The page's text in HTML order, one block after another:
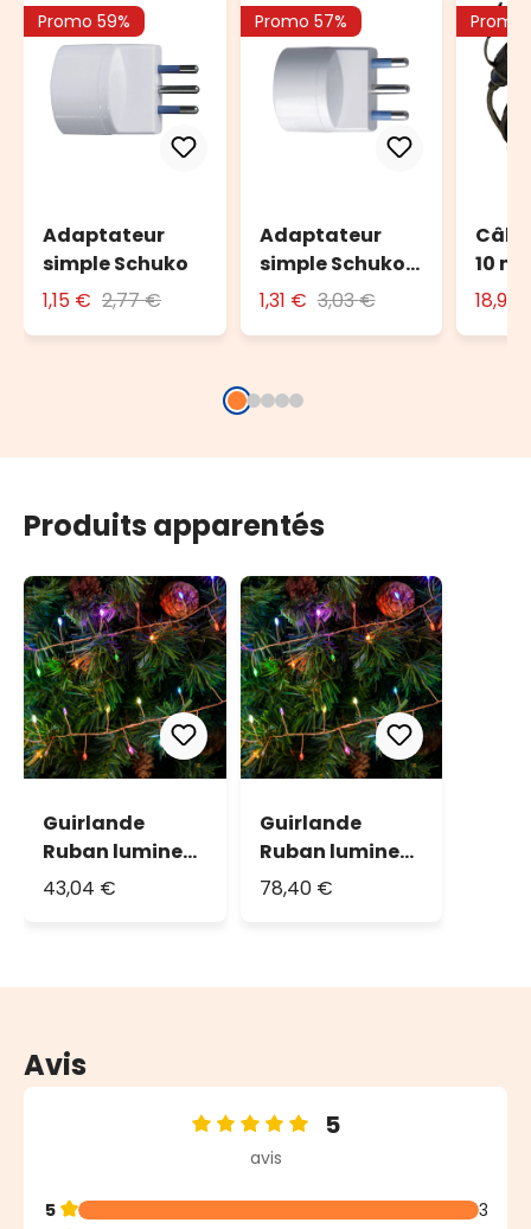
Promo 59%
Adaptateur
simple Schuko
1,15 € 2,77 €
Promo 57%
Adaptateur
simple Schuko
avec fiche 16A
1,31 € 3,03 €
Promo
10 m
Produits apparentés
Guirlande
Ruban lumineux
10 m, 500 Micro
43,04 €
Guirlande
Ruban lumineux
20 m, 1000
78,40 €
Avis
Note moyenne de 5 sur 5 étoiles
5
avis
5
3